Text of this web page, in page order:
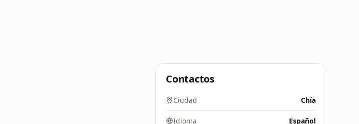
Contactos
Ciudad Chía
Idioma Español